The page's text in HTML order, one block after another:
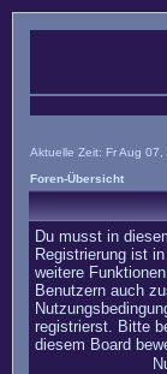
Aktuelle Zeit: Fr Aug
Foren-Übersicht
Du musst in
Registrierung ist
weitere
Benutzern auch
registrierst. Bitte
diesem Board